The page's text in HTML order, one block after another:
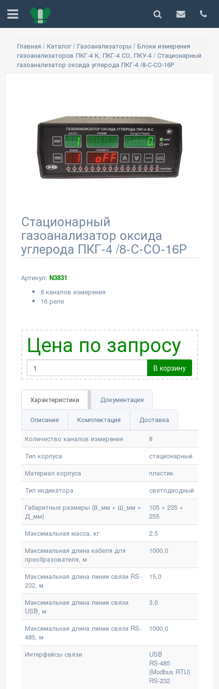
Главная / Каталог/ Газоанализаторы / Блоки измерения
газоанализаторов ПКГ-4 К, ПКГ-4 СО, ПКУ-4 / Стационарный
газоанализатор оксида углерода ПКГ-4 /8-С-СО-16Р
Стационарный
газоанализатор оксида
углерода ПКГ-4 /8-С-СО-16Р
Артикул: N3831
8 каналов измерения
16 реле
Цена по запросу
В корзину
Характеристики Документация
Описание Комплектация Доставка
Количество каналов измерения
8
Тип корпуса
стационарный
Материал корпуса
пластик
Тип индикатора
светодиодный
Габаритные размеры (В_мм × Ш_мм ×
Д_мм)
105 × 235 ×
255
Максимальная масса, кг
2,5
Максимальная длина кабеля для
преобразователя, м
1000,0
Максимальная длина линии связи RS-
232, м
15,0
Максимальная длина линии связи
USB, м
3,0
Максимальная длина линии связи RS-
485, м
1000,0
Интерфейсы связи
USB
RS-485
(Modbus RTU)
RS-232